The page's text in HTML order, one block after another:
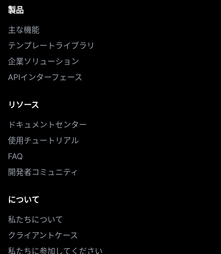
製品
主な機能
テンプレートライブラリ
企業ソリューション
APIインターフェース
リソース
ドキュメントセンター
使用チュートリアル
FAQ
開発者コミュニティ
について
私たちについて
クライアントケース
私たちに参加してください